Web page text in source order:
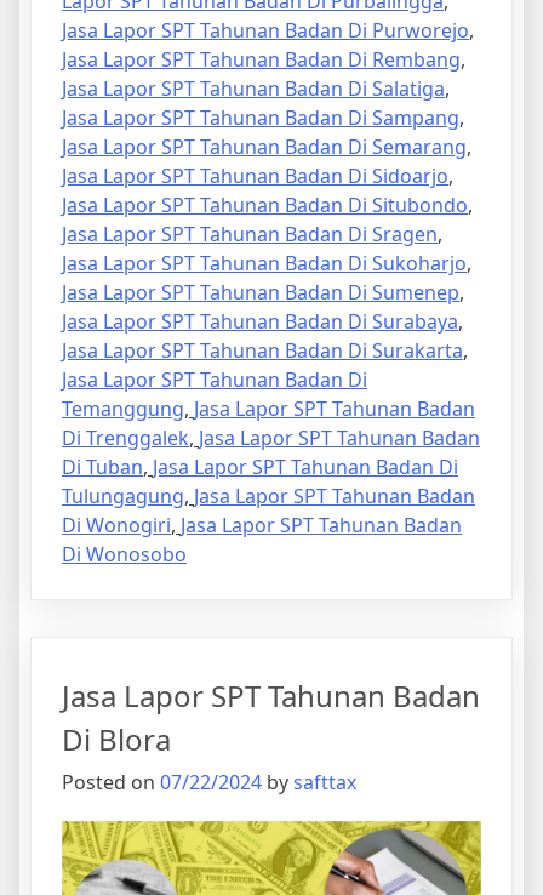
Jasa Lapor SPT Tahunan Badan Di Purworejo,
Jasa Lapor SPT Tahunan Badan Di Rembang,
Jasa Lapor SPT Tahunan Badan Di Salatiga,
Jasa Lapor SPT Tahunan Badan Di Sampang,
Jasa Lapor SPT Tahunan Badan Di Semarang,
Jasa Lapor SPT Tahunan Badan Di Sidoarjo,
Jasa Lapor SPT Tahunan Badan Di Situbondo,
Jasa Lapor SPT Tahunan Badan Di Sragen,
Jasa Lapor SPT Tahunan Badan Di Sukoharjo,
Jasa Lapor SPT Tahunan Badan Di Sumenep,
Jasa Lapor SPT Tahunan Badan Di Surabaya,
Jasa Lapor SPT Tahunan Badan Di Surakarta,
Jasa Lapor SPT Tahunan Badan Di
Temanggung, Jasa Lapor SPT Tahunan Badan
Di Trenggalek, Jasa Lapor SPT Tahunan Badan
Di Tuban, Jasa Lapor SPT Tahunan Badan Di
Tulungagung, Jasa Lapor SPT Tahunan Badan
Di Wonogiri, Jasa Lapor SPT Tahunan Badan
Di Wonosobo
Jasa Lapor SPT Tahunan Badan
Di Blora
Posted on 07/22/2024 bysafttax